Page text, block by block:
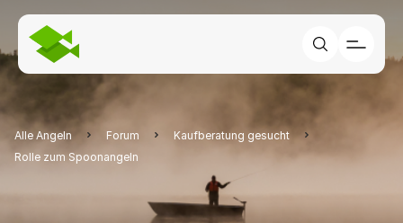
Alle Angeln Forum
Kaufberatung gesucht
Rolle zum Spoonangeln